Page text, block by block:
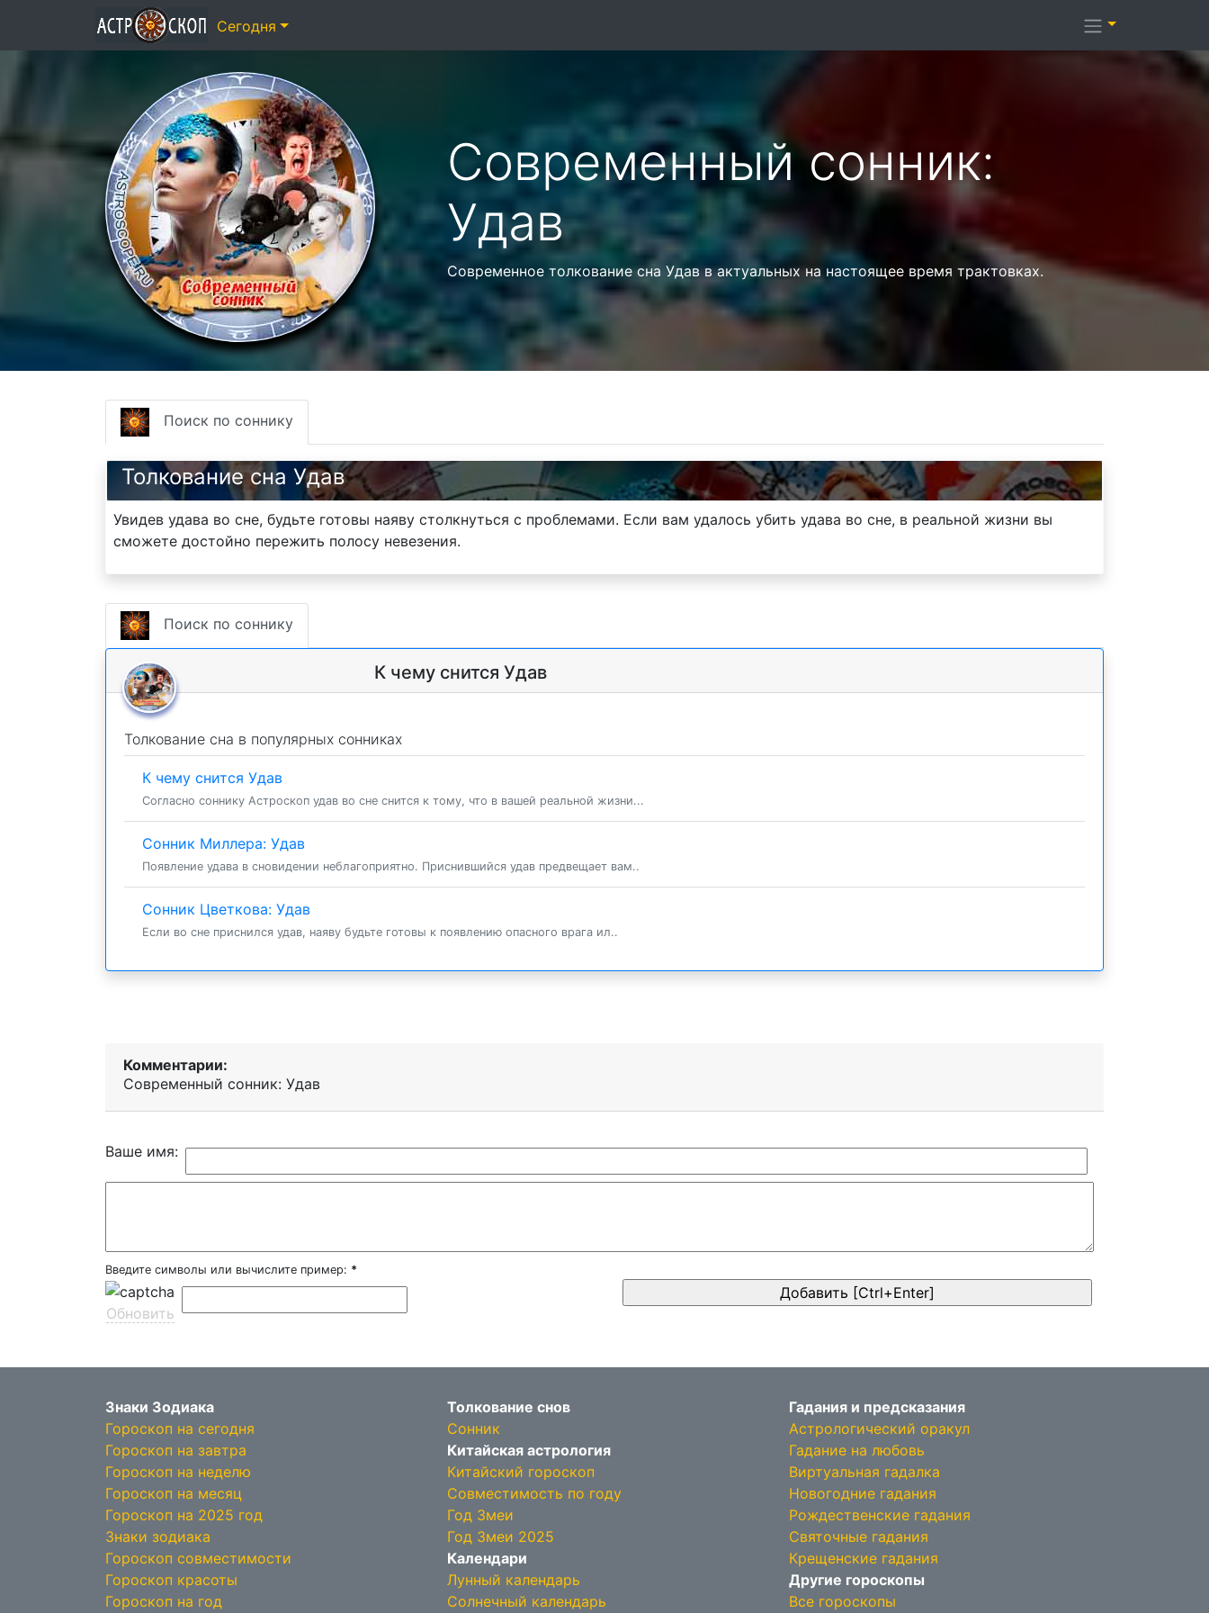
Современный сонник:
Удав
Современное толкование сна Удав в актуальных на настоящее время трактовках.
Поиск по соннику
Толкование сна Удав
Увидев удава во сне, будьте готовы наяву столкнуться с проблемами. Если вам удалось убить удава во сне, в реальной жизни вы
сможете достойно пережить полосу невезения.
Поиск по соннику
К чему снится Удав
Толкование сна в популярных сонниках
К чему снится Удав
Согласно соннику Астроскоп удав во сне снится к тому, что в вашей реальной жизни...
Сонник Миллера: Удав
Появление удава в сновидении неблагоприятно. Приснившийся удав предвещает вам..
Сонник Цветкова: Удав
Если во сне приснился удав, наяву будьте готовы к появлению опасного врага ил..
Комментарии:
Современный сонник: Удав
Ваше имя:
Введите символы или вычислите пример: *
Обновить
Знаки Зодиака
Гороскоп на сегодня
Гороскоп на завтра
Гороскоп на неделю
Гороскоп на месяц
Гороскоп на 2025 год
Знаки зодиака
Гороскоп совместимости
Гороскоп красоты
Гороскоп на год
Толкование снов
Сонник
Китайская астрология
Китайский гороскоп
Совместимость по году
Год Змеи
Год Змеи 2025
Календари
Лунный календарь
Солнечный календарь
Гадания и предсказания
Астрологический оракул
Гадание на любовь
Виртуальная гадалка
Новогодние гадания
Рождественские гадания
Святочные гадания
Крещенские гадания
Другие гороскопы
Все гороскопы
Сегодня